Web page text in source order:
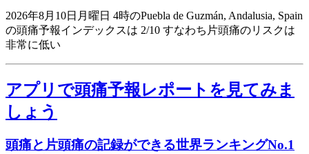
2026年8月10日月曜日 4時のPuebla de Guzmán, Andalusia, Spain
の頭痛予報インデックスは 2/10 すなわち片頭痛のリスクは
非常に低い
アプリで頭痛予報レポートを見てみま
しょう
頭痛と片頭痛の記録ができる世界ランキングNo.1